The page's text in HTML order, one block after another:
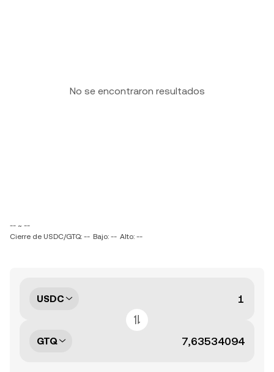
No se encontraron resultados
-- ~ --
Cierre de USDC/GTQ: -- Bajo: -- Alto: --
USDC
GTQ